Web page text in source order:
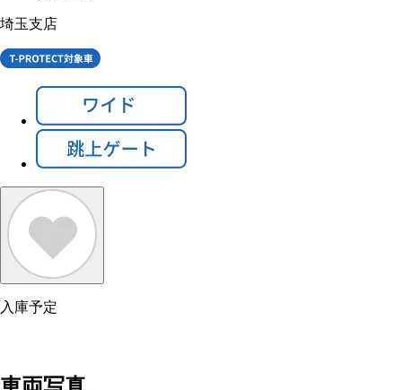
埼玉支店
入庫予定